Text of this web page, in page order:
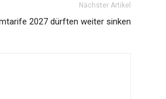
Nächster Artikel
2027 dürften weiter sinken